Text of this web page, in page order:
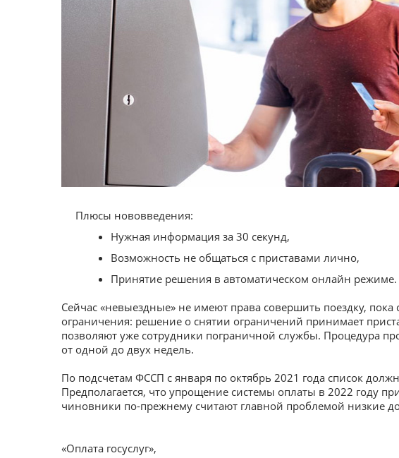
Плюсы нововведения:
Нужная информация за 30 секунд,
Возможность не общаться с приставами лично,
Принятие решения в автоматическом онлайн режиме.
Сейчас «невыездные» не имеют права совершить поездку,
ограничения: решение о снятии ограничений принимает
позволяют уже сотрудники пограничной службы. Процедура
от одной до двух недель.
По подсчетам ФССП с января по октябрь 2021 года список
Предполагается, что упрощение системы оплаты в 2022 году
чиновники по-прежнему считают главной проблемой низкие
«Оплата госуслуг»,